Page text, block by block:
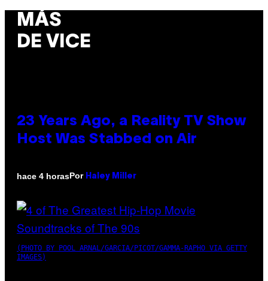
MÁS
DE VICE
23 Years Ago, a Reality TV Show
Host Was Stabbed on Air
hace 4 horasPor Haley Miller
(PHOTO BY POOL ARNAL/GARCIA/PICOT/GAMMA-RAPHO VIA GETTY
IMAGES)